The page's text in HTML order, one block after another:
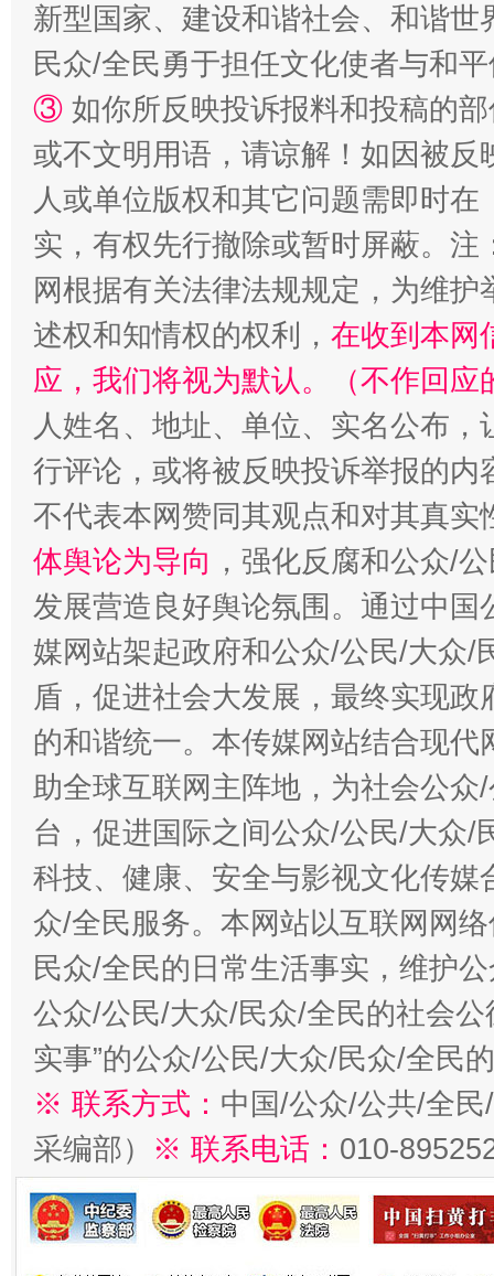
招工难、用工荒背后
新型国家、建设和谐社会、和谐
民众/全民勇于担任文化使者与和
③ 如你所反映投诉报料和投稿的
或不文明用语，请谅解！如因被
人或单位版权和其它问题需即时在
实，有权先行撤除或暂时屏蔽。
网根据有关法律法规规定，为维
述权和知情权的权利， 在收到本网
应，我们将视为默认。（不作回应
人姓名、地址、单位、实名公布
行评论，或将被反映投诉举报的
不代表本网赞同其观点和对其真实
体舆论为导向 ，强化反腐和公众/
发展营造良好舆论氛围。通过中
媒网站架起政府和公众/公民/大众/
盾，促进社会大发展，最终实现
的和谐统一。本传媒网站结合现
助全球互联网主阵地，为社会公
台，促进国际之间公众/公民/大众/
科技、健康、安全与影视文化传
众/全民服务。本网站以互联网网
民众/全民的日常生活事实，维护
公众/公民/大众/民众/全民的社会公
实事”的公众/公民/大众/民众/全民
※ 联系方式： 中国/公众/公共/全
采编部） ※ 联系电话： 010-